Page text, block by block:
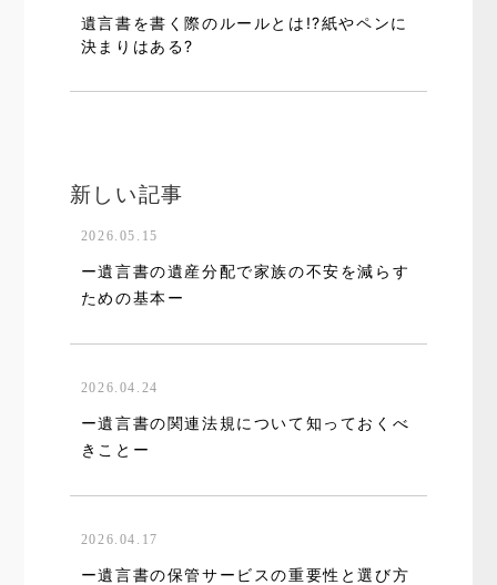
遺言書を書く際のルールとは!?紙やペンに
決まりはある?
新しい記事
2026.05.15
ー遺言書の遺産分配で家族の不安を減らす
ための基本ー
2026.04.24
ー遺言書の関連法規について知っておくべ
きことー
2026.04.17
ー遺言書の保管サービスの重要性と選び方